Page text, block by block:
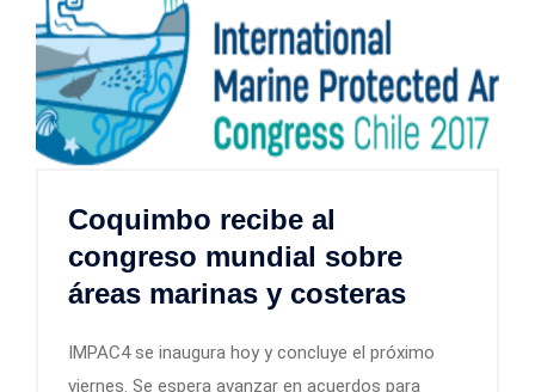
Coquimbo recibe al
congreso mundial sobre
áreas marinas y costeras
IMPAC4 se inaugura hoy y concluye el próximo
viernes. Se espera avanzar en acuerdos para